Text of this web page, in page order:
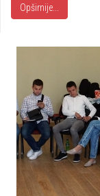
Opširnije...